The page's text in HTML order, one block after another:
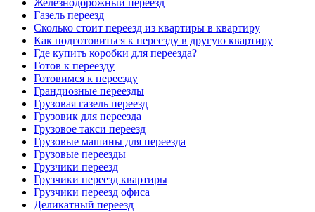
Железнодорожный переезд
Газель переезд
Сколько стоит переезд из квартиры в квартиру
Как подготовиться к переезду в другую квартиру
Где купить коробки для переезда?
Готов к переезду
Готовимся к переезду
Грандиозные переезды
Грузовая газель переезд
Грузовик для переезда
Грузовое такси переезд
Грузовые машины для переезда
Грузовые переезды
Грузчики переезд
Грузчики переезд квартиры
Грузчики переезд офиса
Деликатный переезд